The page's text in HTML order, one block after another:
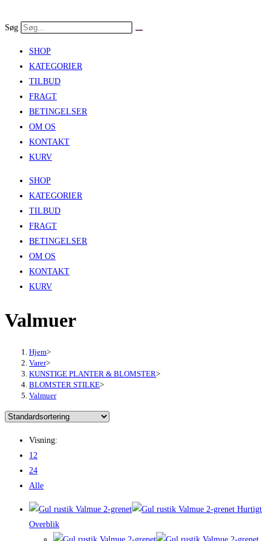
to
Søg
SHOP
KATEGORIER
TILBUD
FRAGT
BETINGELSER
OM OS
KONTAKT
KURV
SHOP
KATEGORIER
TILBUD
FRAGT
BETINGELSER
OM OS
KONTAKT
KURV
Valmuer
Hjem>
Varer>
KUNSTIGE PLANTER & BLOMSTER>
BLOMSTER STILKE>
Valmuer
Visning:
12
24
Alle
Hurtigt
Overblik